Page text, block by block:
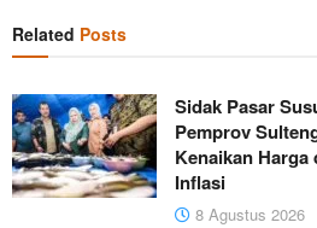
Related Posts
Sidak Pasar
Pemprov
Kenaikan Harga
Inflasi
8 Agustus 2026